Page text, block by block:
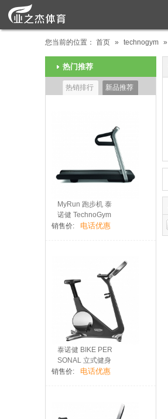
您当前的位置： 首页 » technogym »
热门推荐
热销排行 新品推荐
MyRun 跑步机 泰
诺健 TechnoGym
销售价:
电话优惠
泰诺健 BIKE PER
SONAL 立式健身
车
销售价: 电话优惠